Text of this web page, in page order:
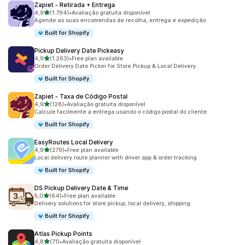
Zapiet ‑ Retirada + Entrega
4,9de 5 estrelas
(1.794)
1794 total de avaliações
•Avaliação gratuita disponível
Agende as suas encomendas de recolha, entrega e expedição
Built for Shopify
Pickup Delivery Date Pickeasy
4,9de 5 estrelas
(1.263)
1263 total de avaliações
•Free plan available
Order Delivery Date Picker for Store Pickup & Local Delivery.
Built for Shopify
Zapiet ‑ Taxa de Código Postal
4,9de 5 estrelas
(128)
128 total de avaliações
•Avaliação gratuita disponível
Calcule facilmente a entrega usando o código postal do cliente
Built for Shopify
EasyRoutes Local Delivery
4,9de 5 estrelas
(279)
279 total de avaliações
•Free plan available
Local delivery route planner with driver app & order tracking
Built for Shopify
DS Pickup Delivery Date & Time
5,0de 5 estrelas
(64)
64 total de avaliações
•Free plan available
Delivery solutions for store pickup, local delivery, shipping.
Built for Shopify
Atlas Pickup Points
4,8de 5 estrelas
(71)•Avaliação gratuita disponível